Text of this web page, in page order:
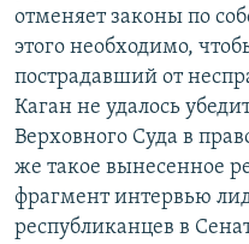
отменяет законы по
этого необходимо,
пострадавший от
Каган не удалось
Верховного Суда в
же такое вынесенное
фрагмент интервью
республиканцев в